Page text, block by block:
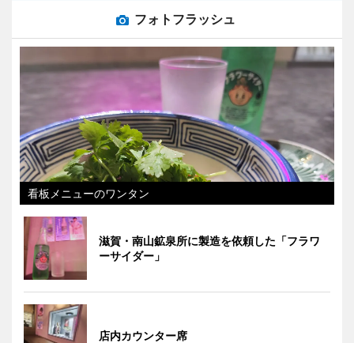
フォトフラッシュ
看板メニューのワンタン
滋賀・南山鉱泉所に製造を依頼した「フラワ
ーサイダー」
店内カウンター席